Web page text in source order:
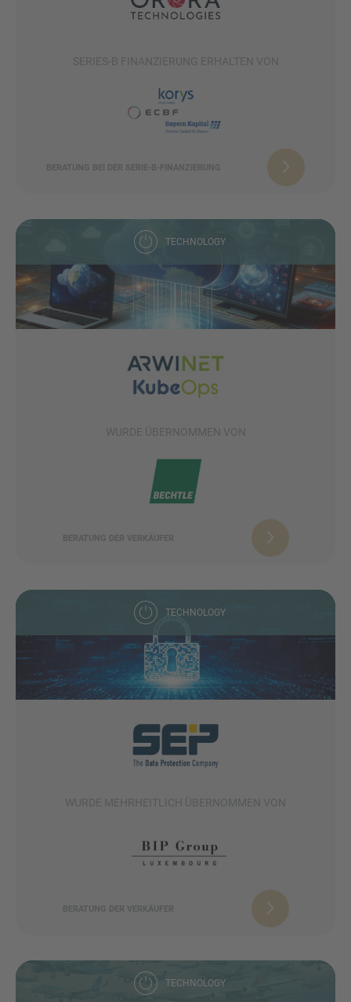
SERIES-B FINANZIERUNG ERHALTEN VON
BERATUNG BEI DER SERIE-B-FINANZIERUNG
TECHNOLOGY
WURDE ÜBERNOMMEN VON
BERATUNG DER VERKÄUFER
TECHNOLOGY
WURDE MEHRHEITLICH ÜBERNOMMEN VON
BERATUNG DER VERKÄUFER
TECHNOLOGY